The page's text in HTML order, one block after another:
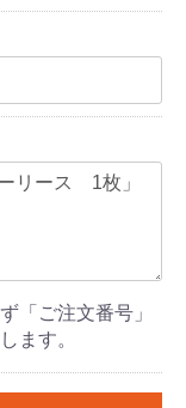
「ご注文番号」
ます。